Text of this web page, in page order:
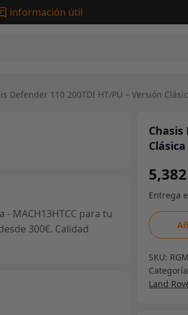
información útil
Defender 110 200TDI HT/PU – Versión
- MACH13HTCC para tu
300€. Calidad
Chasis
Chasis
Defender
200TDI
HT/PU
SKU:
Land